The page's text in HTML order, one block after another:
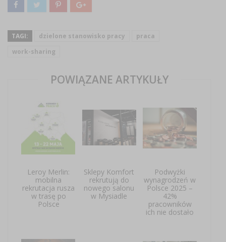
TAGI: dzielone stanowisko pracy
praca
work-sharing
POWIĄZANE ARTYKUŁY
Leroy Merlin:
mobilna
rekrutacja rusza
w trasę po
Polsce
Sklepy Komfort
rekrutują do
nowego salonu
w Mysiadle
Podwyżki
wynagrodzeń w
Polsce 2025 –
42%
pracowników
ich nie dostało